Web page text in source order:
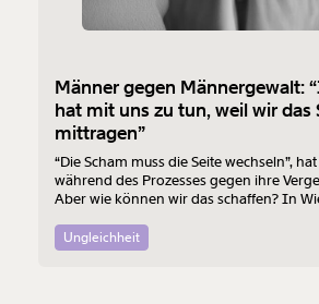
Männer gegen Männergewalt:
hat mit uns zu tun, weil wir das
mittragen”
“Die Scham muss die Seite wechseln”,
während des Prozesses gegen ihre
Aber wie können wir das schaffen? In
Männergewalt den ersten Schritt machen.
Ungleichheit